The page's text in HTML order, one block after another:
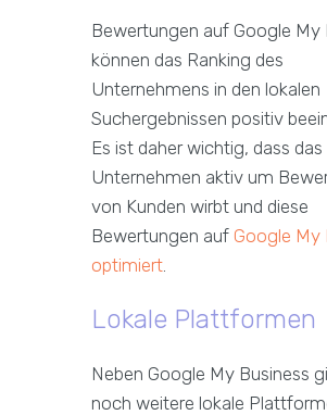
Bewertungen auf Google My
können das Ranking des
Unternehmens in den lokalen
Suchergebnissen positiv
Es ist daher wichtig, dass das
Unternehmen aktiv um
von Kunden wirbt und diese
Bewertungen auf Google My
optimiert
Lokale Plattformen
Neben Google My Business
noch weitere lokale